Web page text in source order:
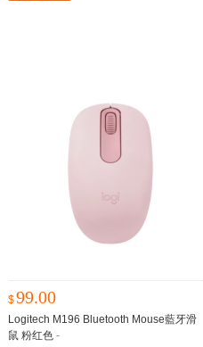
$99.00
Logitech M196 Bluetooth Mouse藍牙滑
鼠 粉红色 -